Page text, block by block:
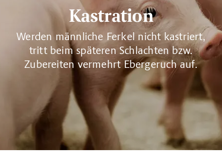
Kastration
Werden männliche Ferkel nicht kastriert,
tritt beim späteren Schlachten bzw.
Zubereiten vermehrt Ebergeruch auf.